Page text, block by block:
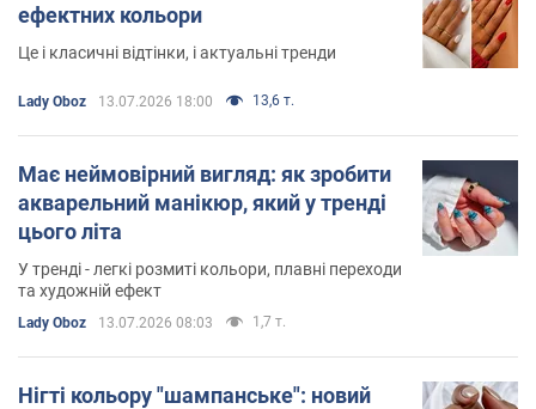
ефектних кольори
Це і класичні відтінки, і актуальні тренди
Lady Oboz 13.07.2026 18:00 13,6 т.
Має неймовірний вигляд: як зробити
акварельний манікюр, який у тренді
цього літа
У тренді - легкі розмиті кольори, плавні переходи
та художній ефект
Lady Oboz 13.07.2026 08:03 1,7 т.
Нігті кольору "шампанське": новий